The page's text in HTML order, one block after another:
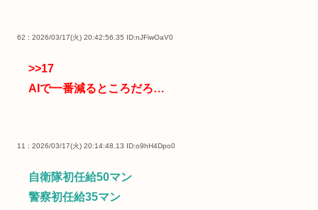
62 : 2026/03/17(火) 20:42:56.35 ID:nJFiwOaV0
>>17
AIで一番減るところだろ…
11 : 2026/03/17(火) 20:14:48.13 ID:o9hH4Dpo0
自衛隊初任給50マン
警察初任給35マン